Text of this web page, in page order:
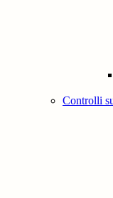
Controlli